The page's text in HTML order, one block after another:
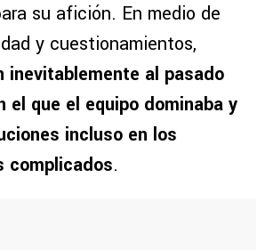
su afición. En medio de
y cuestionamientos,
inevitablemente al pasado
el que el equipo dominaba y
incluso en los
complicados.